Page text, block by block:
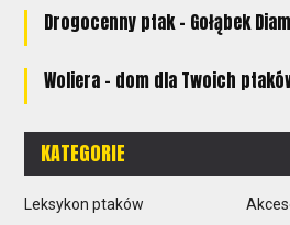
Drogocenny ptak - Gołąbek
Woliera - dom dla Twoich
KATEGORIE
Leksykon ptaków